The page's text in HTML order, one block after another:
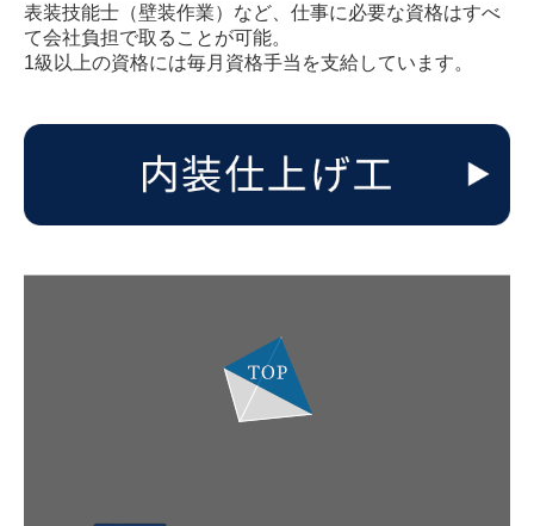
表装技能士（壁装作業）など、仕事に必要な資格はすべ
て会社負担で取ることが可能。
1級以上の資格には毎月資格手当を支給しています。